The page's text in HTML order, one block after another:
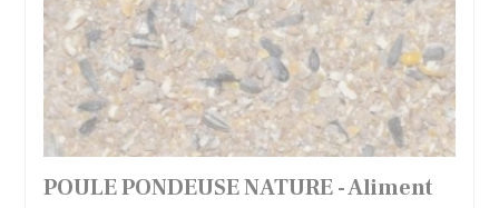
POULE PONDEUSE NATURE - Aliment